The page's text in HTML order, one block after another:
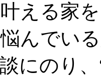
える家
んでい
にのり